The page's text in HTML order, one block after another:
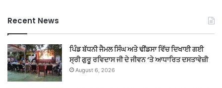
Recent News
ਪਿੰਡ ਬੱਧਨੀ ਜੈਮਲ ਸਿੰਘ ਅਤੇ ਢੀਂਡਸਾ ਵਿੱਚ ਦਿਖਾਈ ਗਈ
ਸ੍ਰੀ ਗੁਰੂ ਰਵਿਦਾਸ ਜੀ ਦੇ ਜੀਵਨ ‘ਤੇ ਆਧਾਰਿਤ ਦਸਤਾਵੇਜ਼ੀ
August 6, 2026